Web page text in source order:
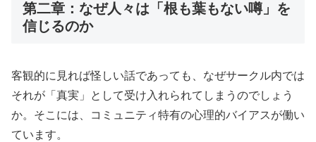
第二章：なぜ人々は「根も葉もない噂」を
信じるのか
客観的に見れば怪しい話であっても、なぜサークル内では
それが「真実」として受け入れられてしまうのでしょう
か。そこには、コミュニティ特有の心理的バイアスが働い
ています。